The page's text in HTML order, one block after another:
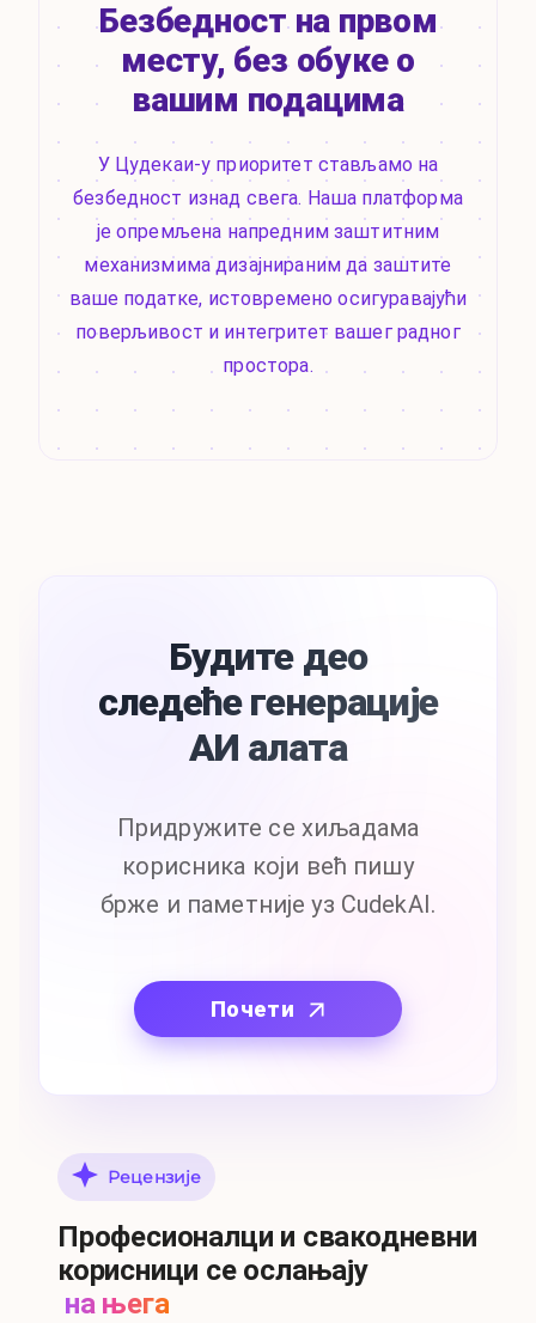
Безбедност на првом
месту, без обуке о
вашим подацима
У Цудекаи-у приоритет стављамо на
безбедност изнад свега. Наша платформа
је опремљена напредним заштитним
механизмима дизајнираним да заштите
ваше податке, истовремено осигуравајући
поверљивост и интегритет вашег радног
простора.
Будите део
следеће генерације
АИ алата
Придружите се хиљадама
корисника који већ пишу
брже и паметније уз CudekAI.
Почети
Рецензије
Професионалци и свакодневни
корисници се ослањају
на њега